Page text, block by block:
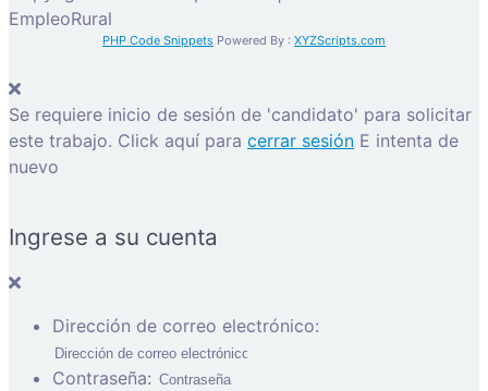
EmpleoRural
PHP Code Snippets Powered By : XYZScripts.com
Se requiere inicio de sesión de 'candidato' para solicitar
este trabajo. Click aquí para cerrar sesión E intenta de
nuevo
Ingrese a su cuenta
Dirección de correo electrónico:
Contraseña: